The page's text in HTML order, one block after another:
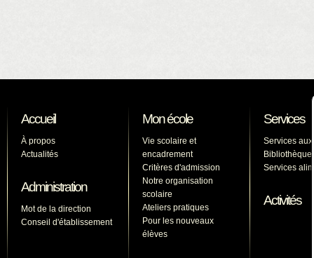
Accueil
À propos
Actualités
Administration
Mot de la direction
Conseil d'établissement
Mon école
Vie scolaire et
encadrement
Critères d'admission
Notre organisation
scolaire
Ateliers pratiques
Pour les nouveaux
élèves
Services
Services
Bibliothèque
Services
Activités